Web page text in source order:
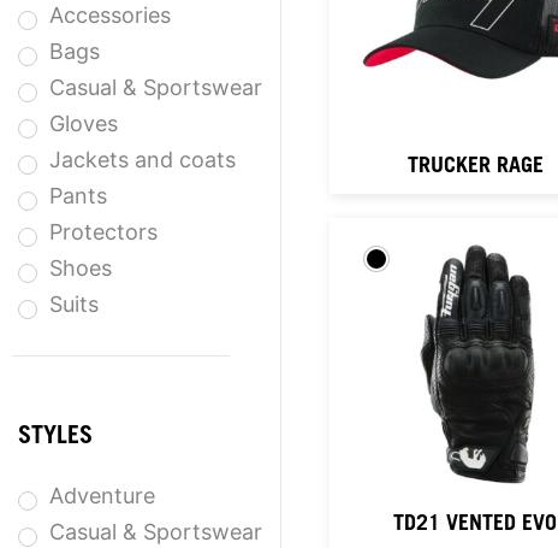
Accessories
Bags
Casual & Sportswear
Gloves
Jackets and coats
Pants
Protectors
Shoes
Suits
STYLES
Adventure
Casual & Sportswear
TRUCKER RAGE
TD21 VENTED EVO